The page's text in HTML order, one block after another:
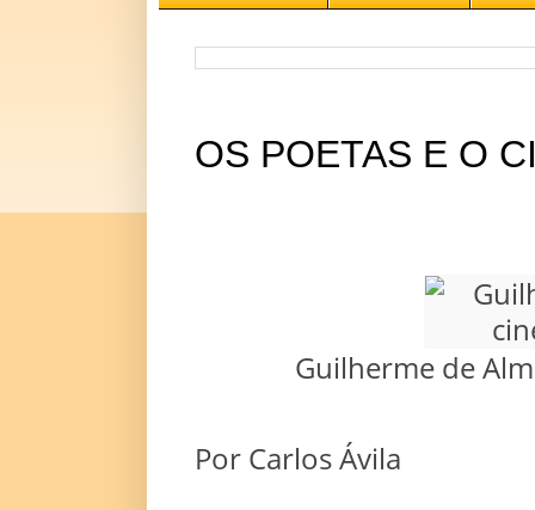
OS POETAS E O
Guilherme de
Por Carlos Ávila